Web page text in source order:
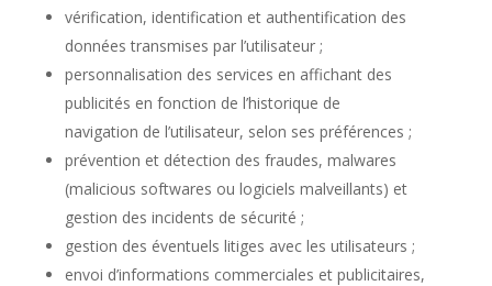
vérification, identification et authentification des
données transmises par l’utilisateur ;
personnalisation des services en affichant des
publicités en fonction de l’historique de
navigation de l’utilisateur, selon ses préférences ;
prévention et détection des fraudes, malwares
(malicious softwares ou logiciels malveillants) et
gestion des incidents de sécurité ;
gestion des éventuels litiges avec les utilisateurs ;
envoi d’informations commerciales et publicitaires,